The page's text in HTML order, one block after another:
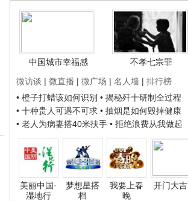
中国城市幸福感
不孝七宗罪
微访谈 | 微直播 | 微广场 | 名人墙 | 排行榜
• 橙子打蜡该如何识别 • 揭秘歼十研制全过程
• 十种贵人可遇不可求 • 抽烟是如何毁掉健康
• 老人为病妻搭40米扶手 • 拒绝浪费从我做起
美丽中国·
湿地行
梦想星搭
档
我要上春
晚
开门大吉